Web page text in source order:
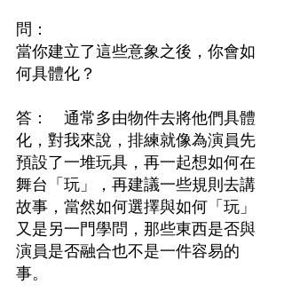
問：
當你建立了這些意象之後，你會如
何具體化？
答：　通常多由物件去將他們具體
化，對我來說，排練就像為演員先
預設了一堆玩具，再一起想如何在
舞台「玩」，再建議一些規則去講
故事，當然如何選擇與如何「玩」
又是另一門學問，那些東西是否與
演員是否融合也不是一件容易的
事。